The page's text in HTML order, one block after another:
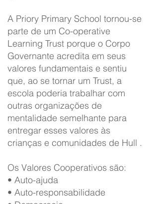
A Priory Primary School tornou-se
parte de um Co-operative
Learning Trust porque o Corpo
Governante acredita em seus
valores fundamentais e sentiu
que, ao se tornar um Trust, a
escola poderia trabalhar com
outras organizações de
mentalidade semelhante para
entregar esses valores às
crianças e comunidades de Hull .
Os Valores Cooperativos são:
• Auto-ajuda
• Auto-responsabilidade